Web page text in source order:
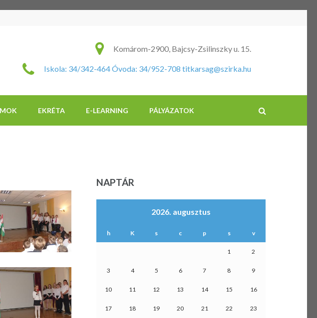
Római Katolikus Általános Iskola és Óvoda
Komárom-2900, Bajcsy-Zsilinszky u. 15.
Iskola: 34/342-464 Óvoda: 34/952-708 titkarsag@szirka.hu
EKRÉTA E-LEARNING PÁLYÁZATOK
NAPTÁR
2026. augusztus
h K s c p s v
1 2
3 4 5 6 7 8 9
10 11 12 13 14 15 16
17 18 19 20 21 22 23